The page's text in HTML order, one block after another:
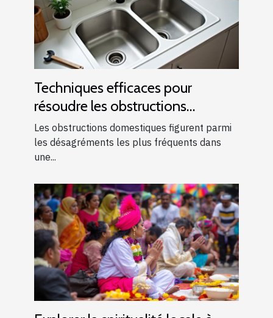
Techniques efficaces pour
résoudre les obstructions
domestiques courantes
Les obstructions domestiques figurent parmi
les désagréments les plus fréquents dans
une...